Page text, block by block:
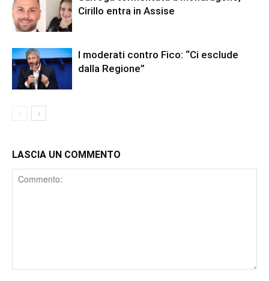
Cirillo entra in Assise
I moderati contro Fico: “Ci esclude
dalla Regione”
LASCIA UN COMMENTO
Comment